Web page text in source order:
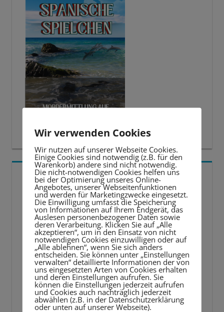
5 BESTE LERNTIPPS
Video-
Player
Wir verwenden Cookies
Wir nutzen auf unserer Webseite Cookies.
Einige Cookies sind notwendig (z.B. für den
Warenkorb) andere sind nicht notwendig.
Die nicht-notwendigen Cookies helfen uns
bei der Optimierung unseres Online-
Angebotes, unserer Webseitenfunktionen
und werden für Marketingzwecke eingesetzt.
Die Einwilligung umfasst die Speicherung
von Informationen auf Ihrem Endgerät, das
Auslesen personenbezogener Daten sowie
deren Verarbeitung. Klicken Sie auf „Alle
akzeptieren“, um in den Einsatz von nicht
notwendigen Cookies einzuwilligen oder auf
„Alle ablehnen“, wenn Sie sich anders
entscheiden. Sie können unter „Einstellungen
verwalten“ detaillierte Informationen der von
uns eingesetzten Arten von Cookies erhalten
und deren Einstellungen aufrufen. Sie
können die Einstellungen jederzeit aufrufen
und Cookies auch nachträglich jederzeit
abwählen (z.B. in der Datenschutzerklärung
oder unten auf unserer Webseite).